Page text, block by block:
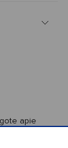
apie
saugumą